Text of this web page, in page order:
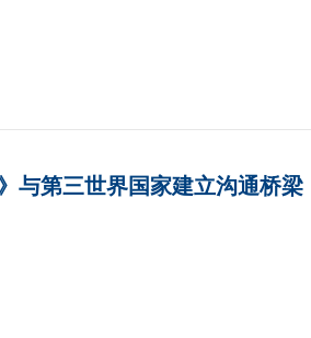
与第三世界国家建立沟通桥梁